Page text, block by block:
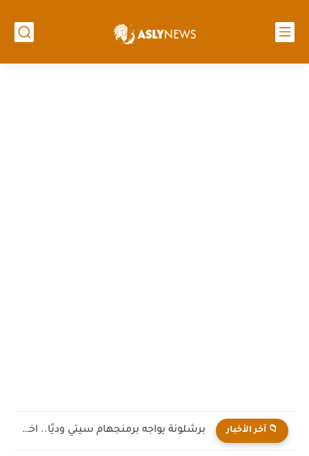
📁 آخر الأخبار برشلونة يواجه برمنجهام سيتي وديًا.. اختبار جديد لهانز فليك قبل...